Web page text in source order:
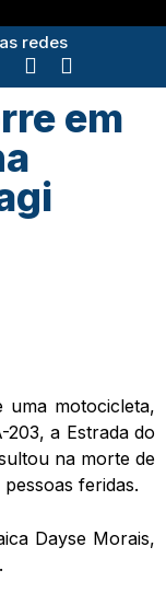
redes
em
motocicleta,
203, a Estrada do
na morte de
feridas.
Dayse Morais,